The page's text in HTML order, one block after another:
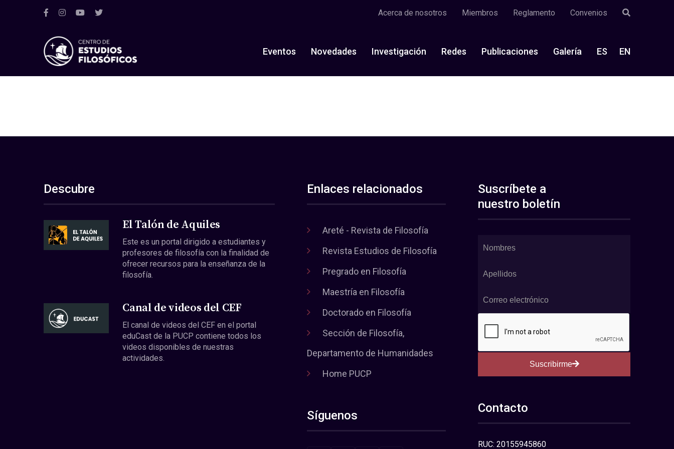
Acerca de nosotros Miembros Reglamento Convenios
Eventos Novedades Investigación Redes Publicaciones Galería ES EN
Descubre
El Talón de Aquiles
Este es un portal dirigido a estudiantes y
profesores de filosofía con la finalidad de
ofrecer recursos para la enseñanza de la
filosofía.
Canal de videos del CEF
El canal de videos del CEF en el portal
eduCast de la PUCP contiene todos los
videos disponibles de nuestras
actividades.
Enlaces relacionados
Areté - Revista de Filosofía
Revista Estudios de Filosofía
Pregrado en Filosofía
Maestría en Filosofía
Doctorado en Filosofía
Sección de Filosofía,
Departamento de Humanidades
Home PUCP
Síguenos
Suscríbete a
nuestro boletín
Suscribirme
Contacto
RUC: 20155945860